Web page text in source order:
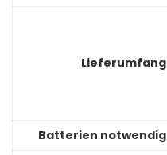
Lieferumfang
Batterien notwendig